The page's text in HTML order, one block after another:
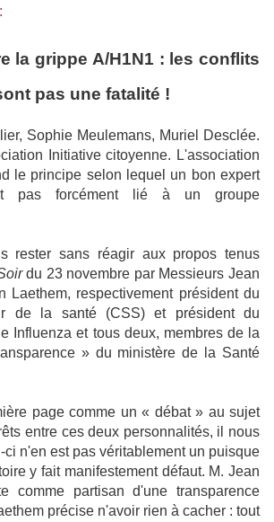
la grippe A/H1N1 : les conflits
pas une fatalité !
Sophie Meulemans, Muriel Desclée.
Initiative citoyenne. L'association
le principe selon lequel un bon expert
pas forcément lié à un groupe
rester sans réagir aux propos tenus
du 23 novembre par Messieurs Jean
Laethem, respectivement président du
de la santé (CSS) et président du
Influenza et tous deux, membres de la
» du ministère de la Santé
page comme un « débat » au sujet
entre ces deux personnalités, il nous
n'en est pas véritablement un puisque
y fait manifestement défaut. M. Jean
comme partisan d'une transparence
précise n'avoir rien à cacher : tout